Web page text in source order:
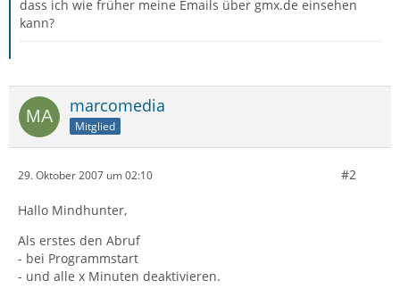
dass ich wie früher meine Emails über gmx.de einsehen
kann?
marcomedia
Mitglied
29. Oktober 2007 um 02:10 #2
Hallo Mindhunter,
Als erstes den Abruf
- bei Programmstart
- und alle x Minuten deaktivieren.